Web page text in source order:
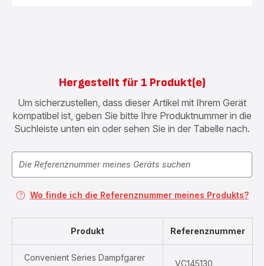
Hergestellt für 1 Produkt(e)
Um sicherzustellen, dass dieser Artikel mit Ihrem Gerät
kompatibel ist, geben Sie bitte Ihre Produktnummer in die
Suchleiste unten ein oder sehen Sie in der Tabelle nach.
Wo finde ich die Referenznummer meines Produkts?
Produkt Referenznummer
Convenient Series Dampfgarer
VC145130